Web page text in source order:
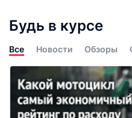
Будь в курсе
Все Новости Обзоры